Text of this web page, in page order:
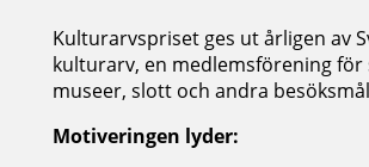
Kulturarvspriset ges ut årligen av
kulturarv, en medlemsförening för
museer, slott och andra
Motiveringen lyder: